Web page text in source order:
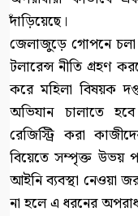
দাঁড়িয়েছে।
জেলাজুড়ে গোপনে চলা
টলারেন্স নীতি গ্রহণ
করে মহিলা বিষয়ক
অভিযান চালাতে
রেজিস্ট্রি করা
বিয়েতে সম্পৃক্ত উভয়
আইনি ব্যবস্থা নেওয়া
না হলে এ ধরনের